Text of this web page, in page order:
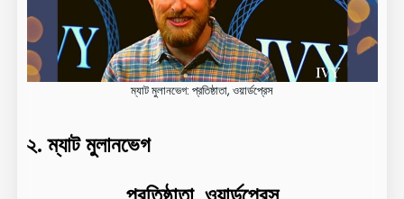
ম্যাট মুলানভেগ: প্রতিষ্ঠাতা, ওয়ার্ডপ্রেস
২. ম্যাট মুলানভেগ